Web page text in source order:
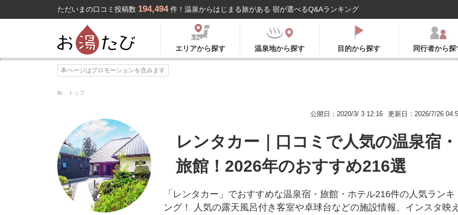
ただいまの口コミ投稿数 194,494 件！温泉からはじまる旅がある 宿が選べるQ&Aランキング
エリアから探す 温泉地から探す 目的から探す 同行者から探
本ページはプロモーションを含みます
トップ
公開日：2020/3/ 3 12:16 更新日：2026/7/26
レンタカー｜口コミで人気の温泉宿・
旅館！2026年のおすすめ216選
「レンタカー」でおすすめな温泉宿・旅館・ホテル216件の人気ランキ
ング！ 人気の露天風呂付き客室や卓球台などの施設情報、インスタ映